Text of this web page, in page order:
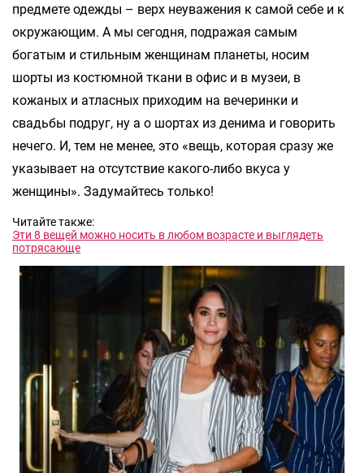
предмете одежды – верх неуважения к самой себе и к
окружающим. А мы сегодня, подражая самым
богатым и стильным женщинам планеты, носим
шорты из костюмной ткани в офис и в музеи, в
кожаных и атласных приходим на вечеринки и
свадьбы подруг, ну а о шортах из денима и говорить
нечего. И, тем не менее, это «вещь, которая сразу же
указывает на отсутствие какого-либо вкуса у
женщины». Задумайтесь только!
Читайте также:
Эти 8 вещей можно носить в любом возрасте и выглядеть
потрясающе